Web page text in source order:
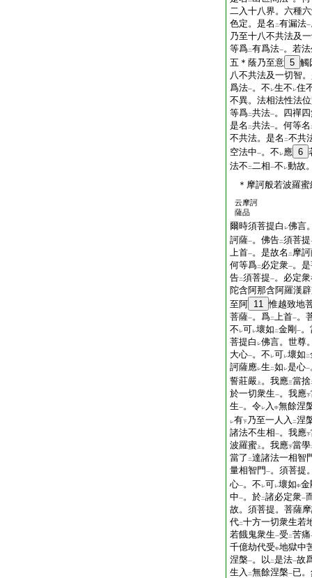
二入十八界。六種
色定。是名 二有漏法一
乃至十八不共法及
等爲二有爲法一。若
五＊蔭乃至意 5 觸
八不共法及一切智
爲法一。不 レ生不 レ住
不異。法相法性法
等爲二共法一。四禪
是名 二共法一。何等名
不共法。是名 二不共
空法中一。不 レ應 6
法不 二二相一不 レ動故
＊摩訶般若波羅蜜
云摩訶
薩品
爾時須菩提白 レ佛言
訶薩一。佛告二須菩提
上首一。是故名 二 摩
何等爲二 必定衆一。
告二須菩提一。必定
陀含阿那含阿羅漢
至阿 11 惟越致地
菩薩一。爲二上首一。
不 レ可レ壞如 二金剛 一。
菩提白 レ佛言。世尊
大心一。不 レ可レ壞如 二
訶薩應レ生 二如 レ是心一
誓莊嚴
上 。我應三當捨
於一切衆生一。我應下
生一。令レ 入 中無餘涅
レ有下 乃至一人入 二涅
諸法不生相一。我應下
波羅蜜 上 。我應下當學
當了 二達諸法一相智
量相智門 一。須菩提
心一。不 レ可レ壞如中金
中一。於二諸必定衆一
故。須菩提。菩薩
代二十方一切衆生若
若餓鬼衆生一受 二苦痛
千億劫代受中地獄中
涅槃一。以 二是法一故
生入 二無餘涅槃一已